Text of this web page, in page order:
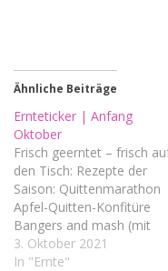
Ähnliche Beiträge
Ernteticker | Anfang
Oktober
Frisch geerntet – frisch
den Tisch: Rezepte der
Saison: Quittenmarathon
Apfel-Quitten-Konfitüre
Bangers and mash (mit
Möhren, Kartoffeln und
Sellerie) Gemüsefrikadellen
3. Oktober 2021
In "Ernte"